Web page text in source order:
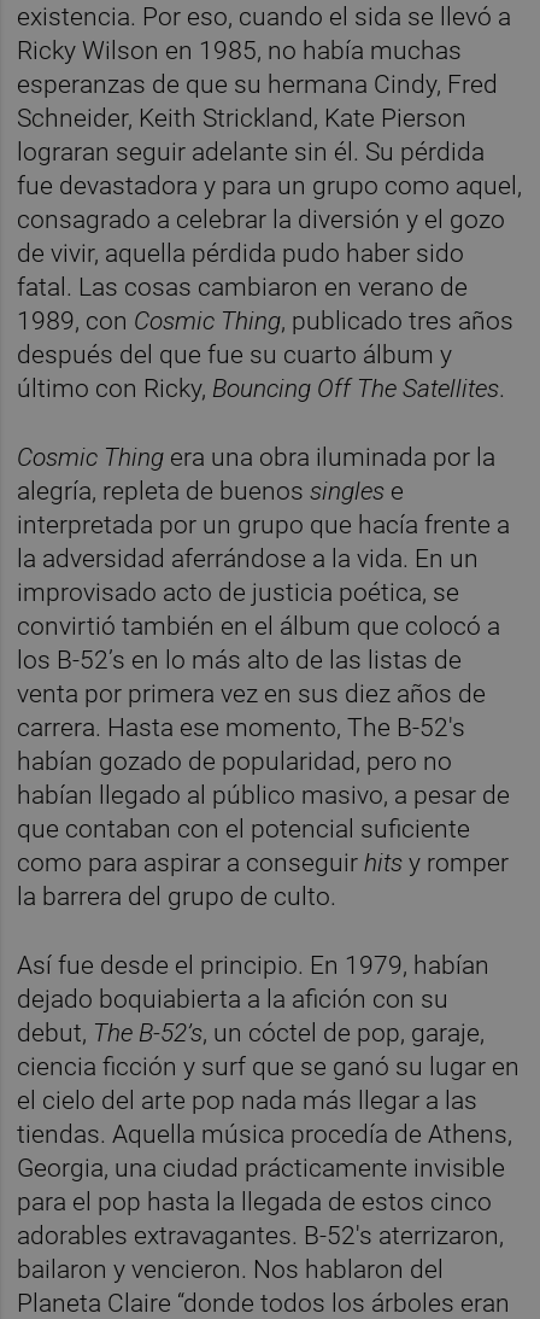
existencia. Por eso, cuando el sida se llevó a
Ricky Wilson en 1985, no había muchas
esperanzas de que su hermana Cindy, Fred
Schneider, Keith Strickland, Kate Pierson
lograran seguir adelante sin él. Su pérdida
fue devastadora y para un grupo como aquel,
consagrado a celebrar la diversión y el gozo
de vivir, aquella pérdida pudo haber sido
fatal. Las cosas cambiaron en verano de
1989, con Cosmic Thing, publicado tres años
después del que fue su cuarto álbum y
último con Ricky, Bouncing Off The Satellites.
Cosmic Thing era una obra iluminada por la
alegría, repleta de buenossingles e
interpretada por un grupo que hacía frente a
la adversidad aferrándose a la vida. En un
improvisado acto de justicia poética, se
convirtió también en el álbum que colocó a
los B-52’s en lo más alto de las listas de
venta por primera vez en sus diez años de
carrera. Hasta ese momento, The B-52's
habían gozado de popularidad, pero no
habían llegado al público masivo, a pesar de
que contaban con el potencial suficiente
como para aspirar a conseguirhits y romper
la barrera del grupo de culto.
Así fue desde el principio. En 1979, habían
dejado boquiabierta a la afición con su
debut, The B-52’s, un cóctel de pop, garaje,
ciencia ficción y surf que se ganó su lugar en
el cielo del arte pop nada más llegar a las
tiendas. Aquella música procedía de Athens,
Georgia, una ciudad prácticamente invisible
para el pop hasta la llegada de estos cinco
adorables extravagantes. B-52's aterrizaron,
bailaron y vencieron. Nos hablaron del
Planeta Claire “donde todos los árboles eran